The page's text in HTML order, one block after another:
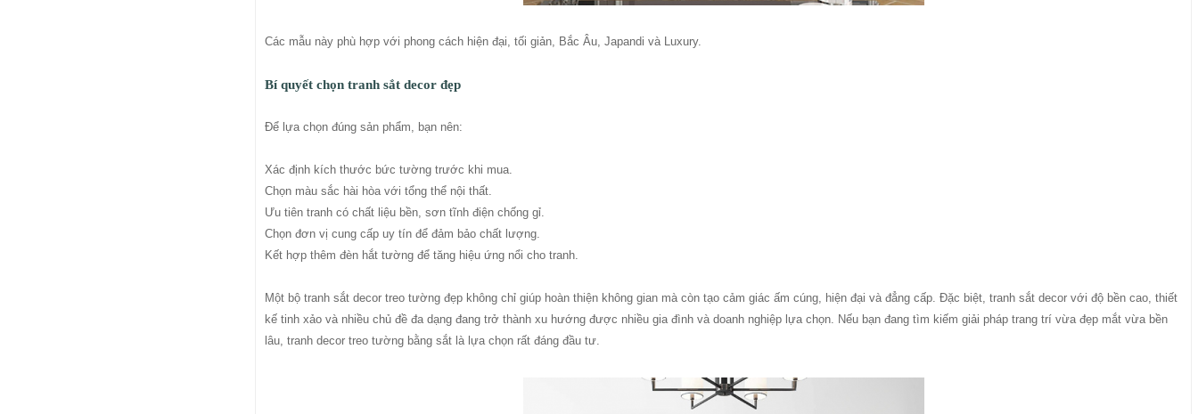
Các mẫu này phù hợp với phong cách hiện đại, tối giản, Bắc Âu, Japandi và Luxury.
Bí quyết chọn tranh sắt decor đẹp
Để lựa chọn đúng sản phẩm, bạn nên:
Xác định kích thước bức tường trước khi mua.
Chọn màu sắc hài hòa với tổng thể nội thất.
Ưu tiên tranh có chất liệu bền, sơn tĩnh điện chống gỉ.
Chọn đơn vị cung cấp uy tín để đảm bảo chất lượng.
Kết hợp thêm đèn hắt tường để tăng hiệu ứng nổi cho tranh.
Một bộ tranh sắt decor treo tường đẹp không chỉ giúp hoàn thiện không gian mà còn tạo cảm giác ấm cúng, hiện đại và đẳng cấp. Đặc biệt, tranh sắt decor với độ bền cao, thiết
kế tinh xảo và nhiều chủ đề đa dạng đang trở thành xu hướng được nhiều gia đình và doanh nghiệp lựa chọn. Nếu bạn đang tìm kiếm giải pháp trang trí vừa đẹp mắt vừa bền
lâu, tranh decor treo tường bằng sắt là lựa chọn rất đáng đầu tư.